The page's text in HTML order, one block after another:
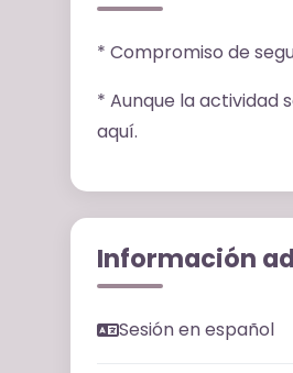
* Compromiso de
* Aunque la actividad
aquí.
Información
Sesión en español